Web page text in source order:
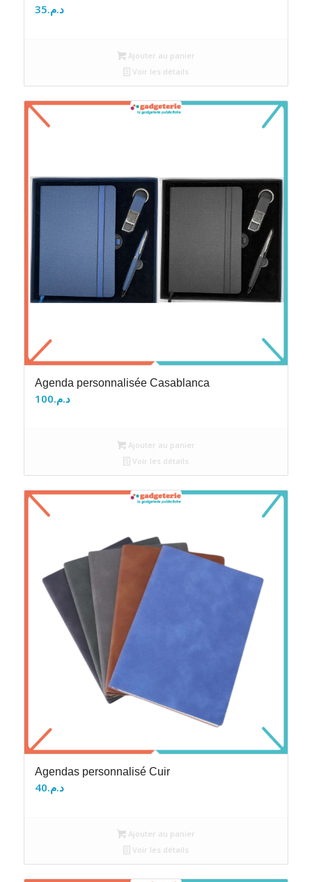
د.م.35
Ajouter au panier
Voir les détails
Agenda personnalisée Casablanca
د.م.100
Ajouter au panier
Voir les détails
Agendas personnalisé Cuir
د.م.40
Ajouter au panier
Voir les détails